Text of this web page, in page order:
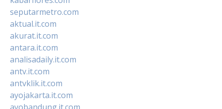
seputarmetro.com
aktual.it.com
akurat.it.com
antara.it.com
analisadaily.it.com
antv.it.com
antvklik.it.com
ayojakarta.it.com